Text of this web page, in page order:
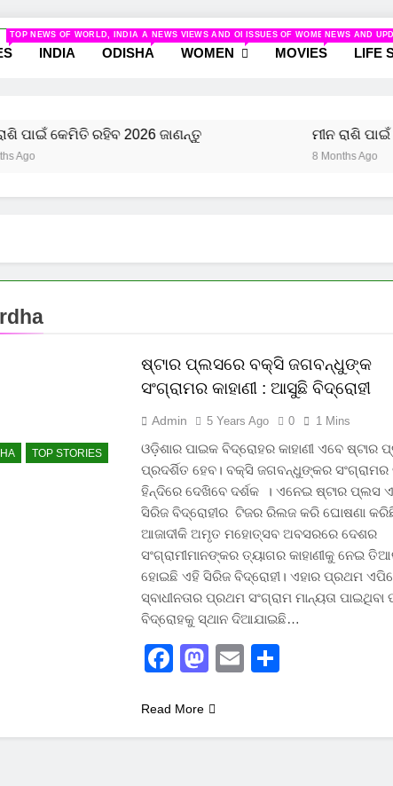
And Women
TOP NEWS OF WORLD, INDIA AND ODISHA
INDIA ODISHA
NEWS VIEWS AND ODISHA
WOMEN
ISSUES OF WOMEN AND NEWS
MOVIES
NEWS AND
LIFE
କେମିତି ରହିବ 2026 ଜାଣନ୍ତୁ ମୀନ ରାଶି ପାଇଁ
8 Months Ago
TOP STORIES
ଷ୍ଟାର ପ୍ଲସରେ ବକ୍ସି ଜଗବନ୍ଧୁଙ୍କ
ସଂଗ୍ରାମର କାହାଣୀ : ଆସୁଛି ବିଦ୍ରୋହୀ
Admin 5 Years Ago 0 1 Mins
ଓଡ଼ିଶାର ପାଇକ ବିଦ୍ରୋହର କାହାଣୀ ଏବେ ଷ୍ଟାର
ପ୍ରଦର୍ଶିତ ହେବ। ବକ୍ସି ଜଗବନ୍ଧୁଙ୍କର ସଂଗ୍ରାମର
ହିନ୍ଦିରେ ଦେଖିବେ ଦର୍ଶକ । ଏନେଇ ଷ୍ଟାର ପ୍ଲସ
ସିରିଜ ବିଦ୍ରୋହୀର ଟିଜର ରିଲଜ କରି ଘୋଷଣା
ଆଜାଦୀକି ଅମୃତ ମହୋତ୍ସବ ଅବସରରେ ଦେଶର
ସଂଗ୍ରାମୀମାନଙ୍କର ତ୍ୟାଗର କାହାଣୀକୁ ନେଇ
ହୋଇଛି ଏହି ସିରିଜ ବିଦ୍ରୋହୀ। ଏହାର ପ୍ରଥମ
ସ୍ବାଧୀନତାର ପ୍ରଥମ ସଂଗ୍ରାମ ମାନ୍ୟତା ପାଇଥିବା
ବିଦ୍ରୋହକୁ ସ୍ଥାନ ଦିଆଯାଇଛି…
Facebook
Mastodon
Email
Read More